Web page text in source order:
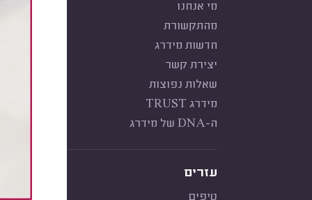
מי אנחנו
מהתקשורת
חדשות מידרג
יצירת קשר
שאלות נפוצות
מידרג TRUST
ה-DNA של מידרג
עזרים
טיפים